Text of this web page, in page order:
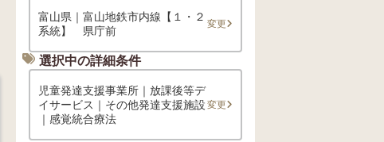
富山県｜富山地鉄市内線【１・２
系統】 県庁前
変更
選択中の詳細条件
児童発達支援事業所｜放課後等デ
イサービス｜その他発達支援施設
｜感覚統合療法
変更